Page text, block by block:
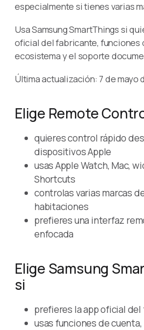
especialmente si tienes varias
Usa Samsung SmartThings si
oficial del fabricante, funciones
ecosistema y el soporte
Última actualización: 7 de mayo
Elige Remote
quieres control rápido
dispositivos Apple
usas Apple Watch, Mac,
Shortcuts
controlas varias marcas
habitaciones
prefieres una interfaz
enfocada
Elige Samsung
si
prefieres la app oficial
usas funciones de cuenta,